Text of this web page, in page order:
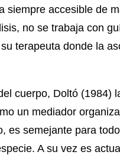
siempre accesible de
no se trabaja con
terapeuta donde la
cuerpo, Doltó (1984)
un mediador
es semejante para
A su vez es